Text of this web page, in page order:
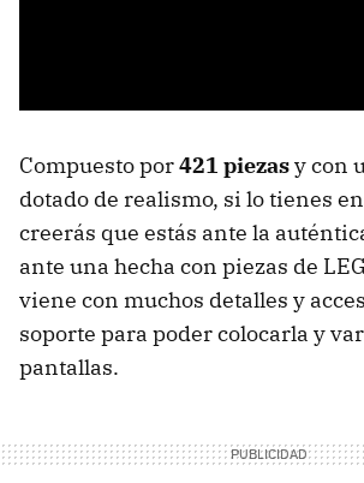
Compuesto por421 piezasy con
dotado de realismo, si lo tienes
creerás que estás ante la
ante una hecha con piezas de
viene con muchos detalles y
soporte para poder colocarla y
pantallas.